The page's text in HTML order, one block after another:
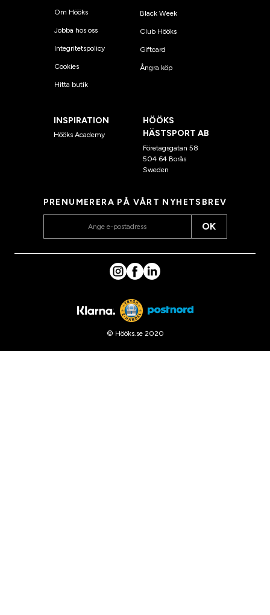
Om Hööks
Jobba hos oss
Integritetspolicy
Cookies
Hitta butik
Black Week
Club Hööks
Giftcard
Ångra köp
INSPIRATION
Hööks Academy
HÖÖKS
HÄSTSPORT AB
Företagsgatan 58
504 64 Borås
Sweden
PRENUMERERA PÅ VÅRT NYHETSBREV
OK
© Hööks.se 2020